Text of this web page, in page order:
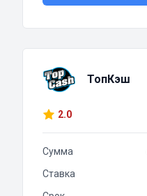
ТопКэш
2.0
Сумма
Ставка